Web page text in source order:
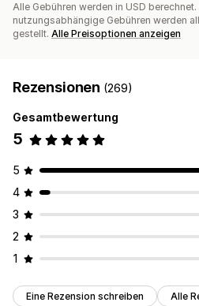
Alle Gebühren werden in USD
nutzungsabhängige Gebühren werden
gestellt. Alle Preisoptionen anzeigen
Rezensionen (269)
Gesamtbewertung
5
5
4
3
2
1
Eine Rezension schreiben Alle